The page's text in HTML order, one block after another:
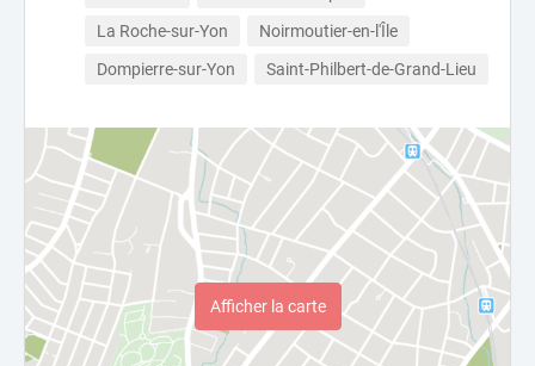
La Roche-sur-Yon
Noirmoutier-en-l'Île
Dompierre-sur-Yon
Saint-Philbert-de-Grand-Lieu
Afficher la carte